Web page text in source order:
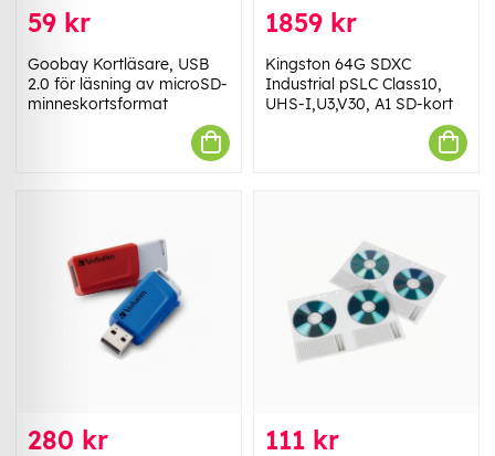
59 kr
Goobay Kortläsare, USB
2.0 för läsning av microSD-
minneskortsformat
1859 kr
Kingston 64G SDXC
Industrial pSLC Class10,
UHS-I,U3,V30, A1 SD-kort
280 kr 111 kr